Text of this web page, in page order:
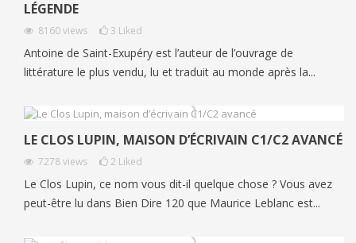
LÉGENDE
8160views 3 Liked
Antoine de Saint-Exupéry est l’auteur de l’ouvrage de
littérature le plus vendu, lu et traduit au monde après la...
LE CLOS LUPIN, MAISON D’ÉCRIVAIN C1/C2 AVANCÉ
7278views 2 Liked
Le Clos Lupin, ce nom vous dit-il quelque chose ? Vous avez
peut-être lu dans Bien Dire 120 que Maurice Leblanc est...